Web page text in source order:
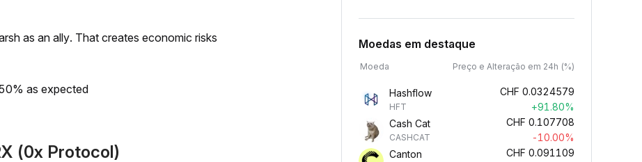
as an ally. That creates economic risks
as expected
(0x Protocol)
Moedas em destaque
Moeda Preço e Alteração em 24h (%)
Hashflow
HFT
CHF 0.0324579
+91.80%
Cash Cat
CASHCAT
CHF 0.107708
-10.00%
Canton
CHF 0.091109